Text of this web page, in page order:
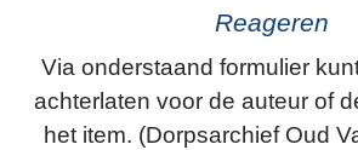
Reageren
Via onderstaand formulier
achterlaten voor de auteur of
het item. (Dorpsarchief Oud